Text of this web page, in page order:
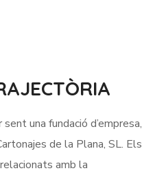
una fundació d’empresa,
de la Plana, SL. Els
amb la